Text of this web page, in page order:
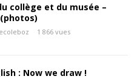
collège et du musée –
ecoleboz 1 866 vues
: Now we draw !